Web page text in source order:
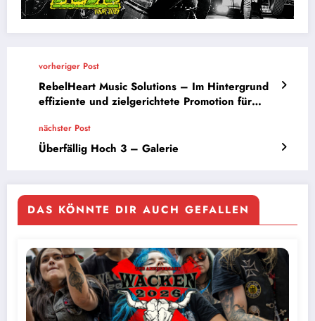
vorheriger Post
RebelHeart Music Solutions – Im Hintergrund
effiziente und zielgerichtete Promotion für
nächster Post
Überfällig Hoch 3 – Galerie
DAS KÖNNTE DIR AUCH GEFALLEN